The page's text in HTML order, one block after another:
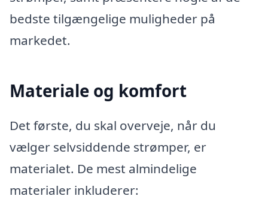
bedste tilgængelige muligheder på
markedet.
Materiale og komfort
Det første, du skal overveje, når du
vælger selvsiddende strømper, er
materialet. De mest almindelige
materialer inkluderer: